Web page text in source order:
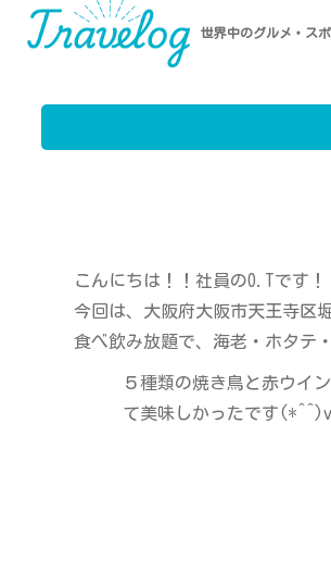
世界中のグルメ・ス
こんにちは！！社員のO.Tです！
今回は、大阪府大阪市天王寺区
食べ飲み放題で、海老・ホタテ
５種類の焼き鳥と赤ウイ
て美味しかったです(*^^)v